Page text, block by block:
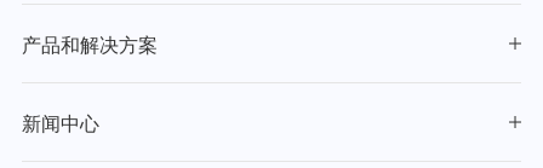
产品和解决方案
新闻中心